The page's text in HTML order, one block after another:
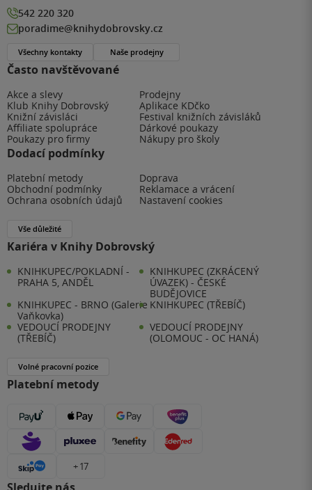
Často navštěvované
Akce a slevy
Prodejny
Klub Knihy Dobrovský
Aplikace KDčko
Knižní závisláci
Festival knižních závisláků
Affiliate spolupráce
Dárkové poukazy
Poukazy pro firmy
Nákupy pro školy
Dodací podmínky
Platební metody
Doprava
Obchodní podmínky
Reklamace a vrácení
Ochrana osobních údajů
Nastavení cookies
Vše důležité
Kariéra v Knihy Dobrovský
KNIHKUPEC/POKLADNÍ -
PRAHA 5, ANDĚL
KNIHKUPEC (ZKRÁCENÝ
ÚVAZEK) - ČESKÉ
BUDĚJOVICE
KNIHKUPEC - BRNO (Galerie
Vaňkovka)
KNIHKUPEC (TŘEBÍČ)
VEDOUCÍ PRODEJNY
(TŘEBÍČ)
VEDOUCÍ PRODEJNY
(OLOMOUC - OC HANÁ)
Volné pracovní pozice
Platební metody
+ 17
542 220 320
poradime@knihydobrovsky.cz
Všechny kontakty Naše prodejny